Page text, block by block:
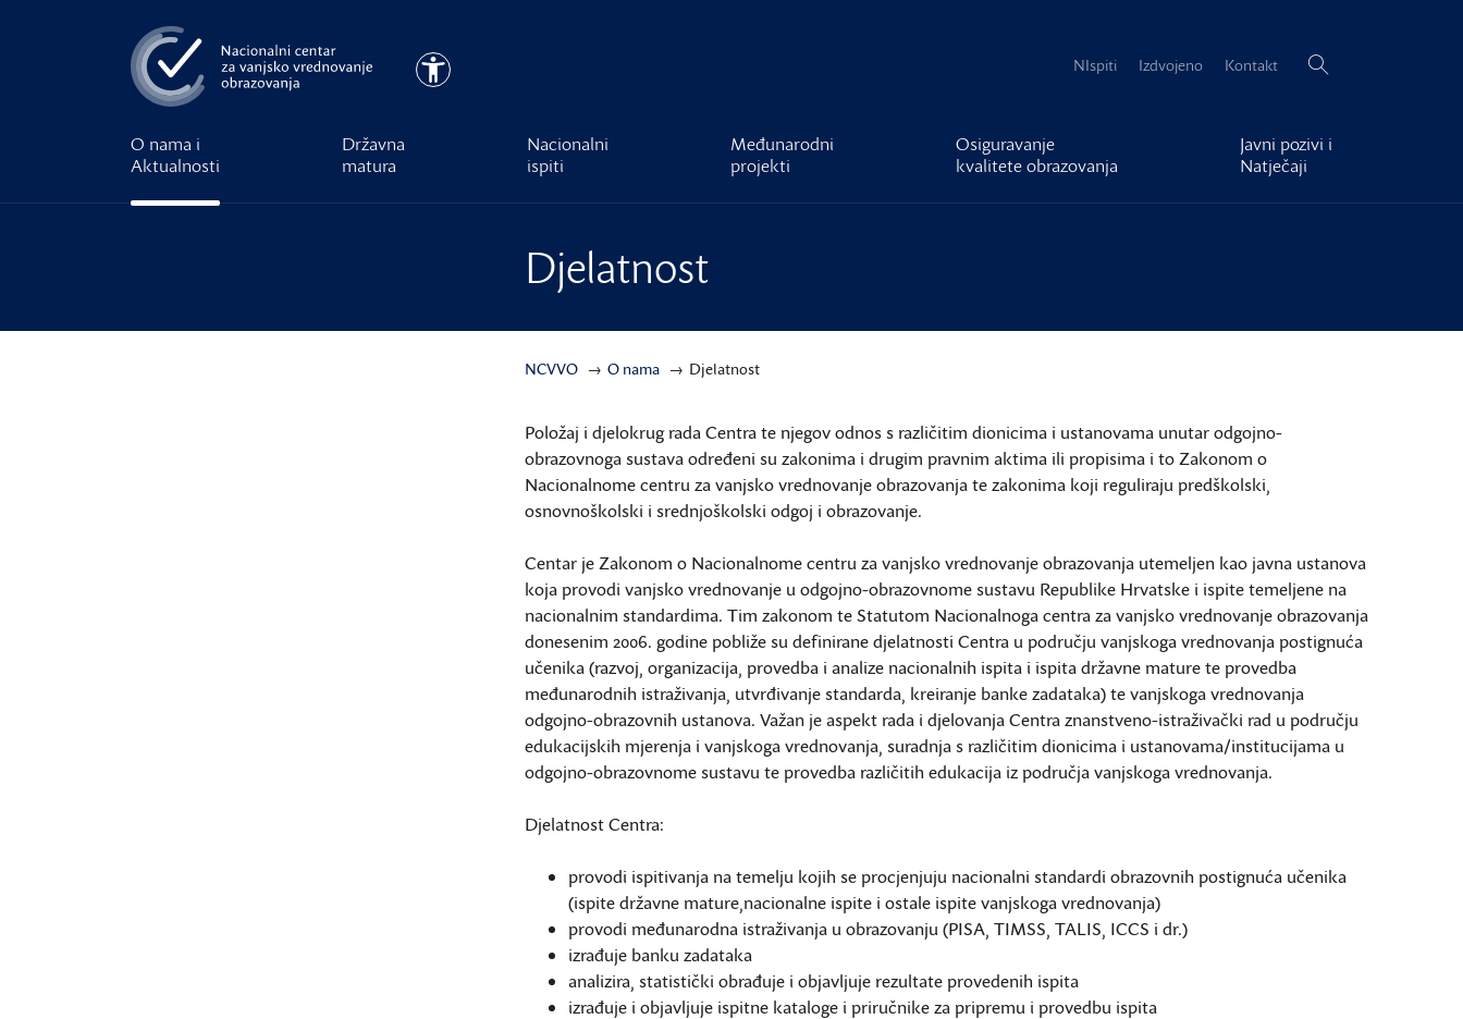
Pristupačnost NIspiti Izdvojeno Kontakt Pretraži:
O nama i
Aktualnosti
Državna
matura
Nacionalni
ispiti
Međunarodni
projekti
Osiguravanje
kvalitete obrazovanja
Javni pozivi i
Natječaji
Djelatnost
NCVVO O nama Djelatnost
Položaj i djelokrug rada Centra te njegov odnos s različitim dionicima i ustanovama unutar odgojno-
obrazovnoga sustava određeni su zakonima i drugim pravnim aktima ili propisima i to Zakonom o
Nacionalnome centru za vanjsko vrednovanje obrazovanja te zakonima koji reguliraju predškolski,
osnovnoškolski i srednjoškolski odgoj i obrazovanje.
Centar je Zakonom o Nacionalnome centru za vanjsko vrednovanje obrazovanja utemeljen kao javna ustanova
koja provodi vanjsko vrednovanje u odgojno-obrazovnome sustavu Republike Hrvatske i ispite temeljene na
nacionalnim standardima. Tim zakonom te Statutom Nacionalnoga centra za vanjsko vrednovanje obrazovanja
donesenim 2006. godine pobliže su definirane djelatnosti Centra u području vanjskoga vrednovanja postignuća
učenika (razvoj, organizacija, provedba i analize nacionalnih ispita i ispita državne mature te provedba
međunarodnih istraživanja, utvrđivanje standarda, kreiranje banke zadataka) te vanjskoga vrednovanja
odgojno-obrazovnih ustanova. Važan je aspekt rada i djelovanja Centra znanstveno-istraživački rad u području
edukacijskih mjerenja i vanjskoga vrednovanja, suradnja s različitim dionicima i ustanovama/institucijama u
odgojno-obrazovnome sustavu te provedba različitih edukacija iz područja vanjskoga vrednovanja.
Djelatnost Centra:
provodi ispitivanja na temelju kojih se procjenjuju nacionalni standardi obrazovnih postignuća učenika
(ispite državne mature,nacionalne ispite i ostale ispite vanjskoga vrednovanja)
provodi međunarodna istraživanja u obrazovanju (PISA, TIMSS, TALIS, ICCS i dr.)
izrađuje banku zadataka
analizira, statistički obrađuje i objavljuje rezultate provedenih ispita
izrađuje i objavljuje ispitne kataloge i priručnike za pripremu i provedbu ispita